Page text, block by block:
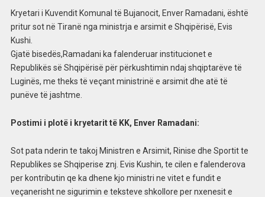
Kryetari i Kuvendit Komunal të Bujanocit, Enver Ramadani, është
pritur sot në Tiranë nga ministrja e arsimit e Shqipërisë, Evis
Kushi.
Gjatë bisedës,Ramadani ka falenderuar institucionet e
Republikës së Shqipërisë për përkushtimin ndaj shqiptarëve të
Luginës, me theks të veçant ministrinë e arsimit dhe atë të
punëve të jashtme.
Postimi i plotë i kryetarit të KK, Enver Ramadani:
Sot pata nderin te takoj Ministren e Arsimit, Rinise dhe Sportit te
Republikes se Shqiperise znj. Evis Kushin, te cilen e falenderova
per kontributin qe ka dhene kjo ministri ne vitet e fundit e
veçanerisht ne sigurimin e teksteve shkollore per nxenesit e